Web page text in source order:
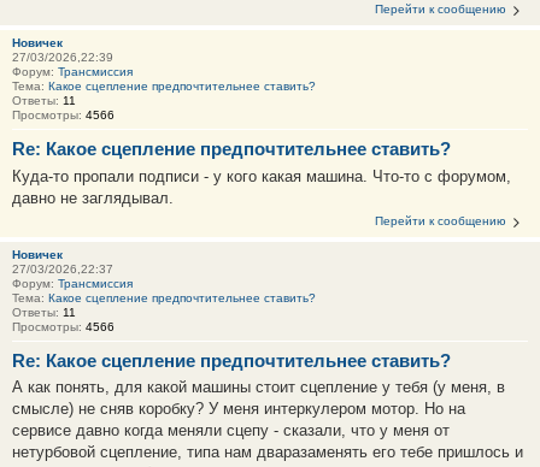
Перейти к сообщению
Новичек
27/03/2026,22:39
Форум: Трансмиссия
Тема: Какое сцепление предпочтительнее ставить?
Ответы: 11
Просмотры: 4566
Re: Какое сцепление предпочтительнее ставить?
Куда-то пропали подписи - у кого какая машина. Что-то с форумом,
давно не заглядывал.
Перейти к сообщению
Новичек
27/03/2026,22:37
Форум: Трансмиссия
Тема: Какое сцепление предпочтительнее ставить?
Ответы: 11
Просмотры: 4566
Re: Какое сцепление предпочтительнее ставить?
А как понять, для какой машины стоит сцепление у тебя (у меня, в
смысле) не сняв коробку? У меня интеркулером мотор. Но на
сервисе давно когда меняли сцепу - сказали, что у меня от
нетурбовой сцепление, типа нам дваразаменять его тебе пришлось и